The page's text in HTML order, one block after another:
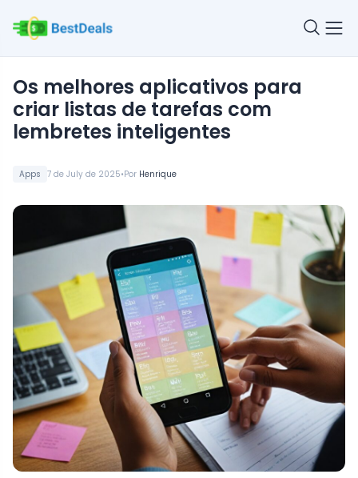
Apps 7 de July de 2025•Por Henrique
Os melhores aplicativos para
criar listas de tarefas com
lembretes inteligentes